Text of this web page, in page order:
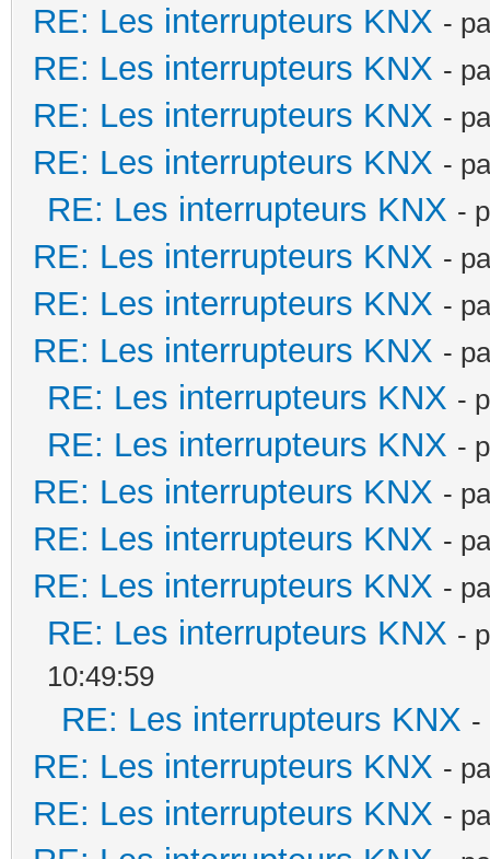
RE: Les interrupteurs KNX -
RE: Les interrupteurs KNX -
RE: Les interrupteurs KNX -
RE: Les interrupteurs KNX -
RE: Les interrupteurs KNX -
RE: Les interrupteurs KNX -
RE: Les interrupteurs KNX -
RE: Les interrupteurs KNX -
RE: Les interrupteurs KNX -
RE: Les interrupteurs KNX -
RE: Les interrupteurs KNX -
RE: Les interrupteurs KNX -
RE: Les interrupteurs KNX -
RE: Les interrupteurs KNX -
10:49:59
RE: Les interrupteurs KNX -
RE: Les interrupteurs KNX -
RE: Les interrupteurs KNX -